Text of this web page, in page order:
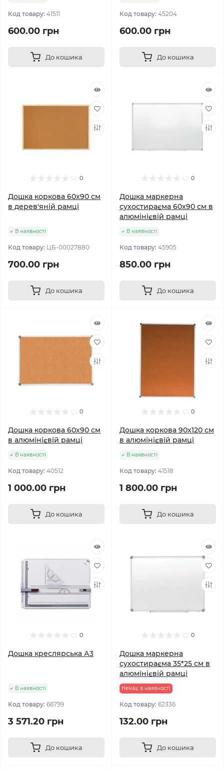
Код товару: 41511
600.00 грн
До кошика
Код товару: 45204
600.00 грн
До кошика
0
Дошка коркова 60х90 см
в дерев'яній рамці
В наявності
Код товару: ЦБ-00027880
700.00 грн
До кошика
0
Дошка маркерна
сухостираєма 60х90 см в
алюмінієвій рамці
В наявності
Код товару: 45905
850.00 грн
До кошика
0
Дошка коркова 60х90 см
в алюмінієвій рамці
В наявності
Код товару: 40512
1 000.00 грн
До кошика
0
Дошка коркова 90х120 см
в алюмінієвій рамці
В наявності
Код товару: 41518
1 800.00 грн
До кошика
0
Дошка креслярська А3
В наявності
Код товару: 66799
3 571.20 грн
До кошика
0
Дошка маркерна
сухостираєма 35*25 см в
алюмінієвій рамці
Немає в наявності
Код товару: 62336
132.00 грн
До кошика